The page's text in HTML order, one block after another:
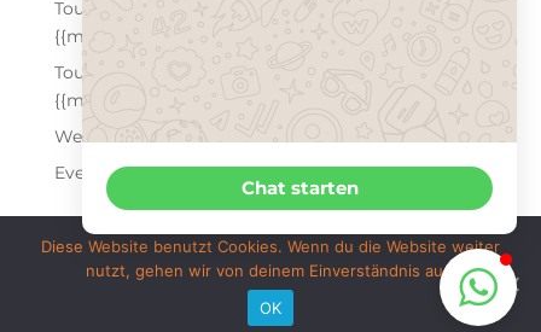
Tour to the beautiful city of {{mpg_city}} in
{{mpg_country}}
Tour to the beautiful city of {{mpg_city}} in
{{mpg_country}}
Webdesign
Eventfotografie
Designed by Mediafuel |Datenschutzerklärung|
Impressum
Diese Website benutzt Cookies. Wenn du die Website weiter
nutzt, gehen wir von deinem Einverständnis aus.
OK
Chat starten